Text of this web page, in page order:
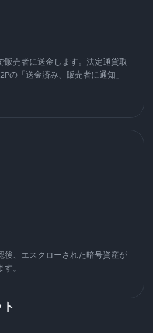
販売者に送金します。法定通貨取
の「送金済み、販売者に通知」
後、エスクローされた暗号資産が
。